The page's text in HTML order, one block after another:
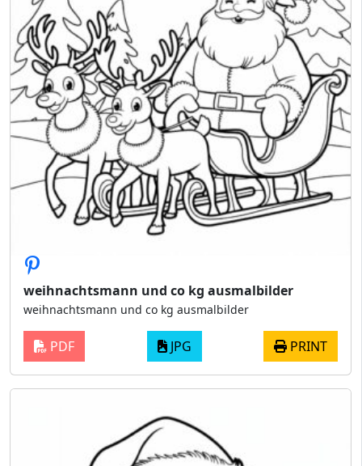
weihnachtsmann und co kg ausmalbilder
weihnachtsmann und co kg ausmalbilder
PDF JPG PRINT